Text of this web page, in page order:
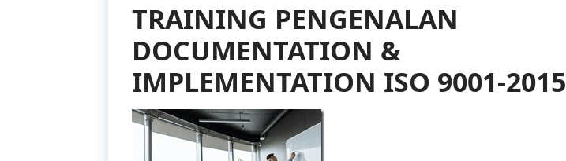
TRAINING PENGENALAN
DOCUMENTATION &
IMPLEMENTATION ISO 9001-2015